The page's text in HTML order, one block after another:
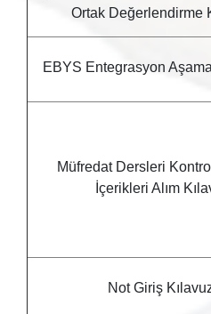
Ortak Değerlendirme
EBYS Entegrasyon
Müfredat Dersleri
İçerikleri Alım
Not Giriş